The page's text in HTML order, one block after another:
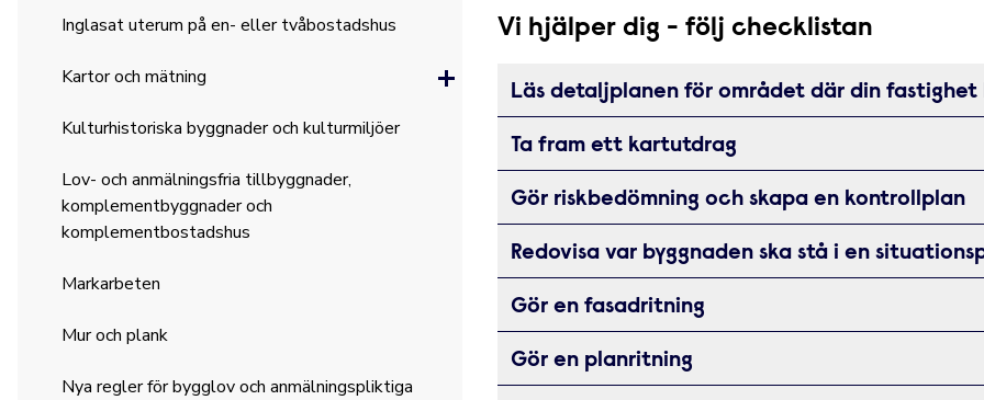
Vi hjälper dig - följ checklistan
Läs detaljplanen för området där din fastighet
Ta fram ett kartutdrag
Gör riskbedömning och skapa en kontrollplan
Redovisa var byggnaden ska stå i en
Gör en fasadritning
Gör en planritning
Inglasat uterum på en- eller tvåbostadshus
Kartor och mätning
Kulturhistoriska byggnader och kulturmiljöer
Lov- och anmälningsfria tillbyggnader,
komplementbyggnader och
komplementbostadshus
Markarbeten
Mur och plank
Nya regler för bygglov och anmälningspliktiga